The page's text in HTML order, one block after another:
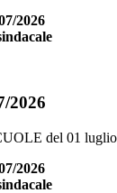
2026
2026
del 01
2026